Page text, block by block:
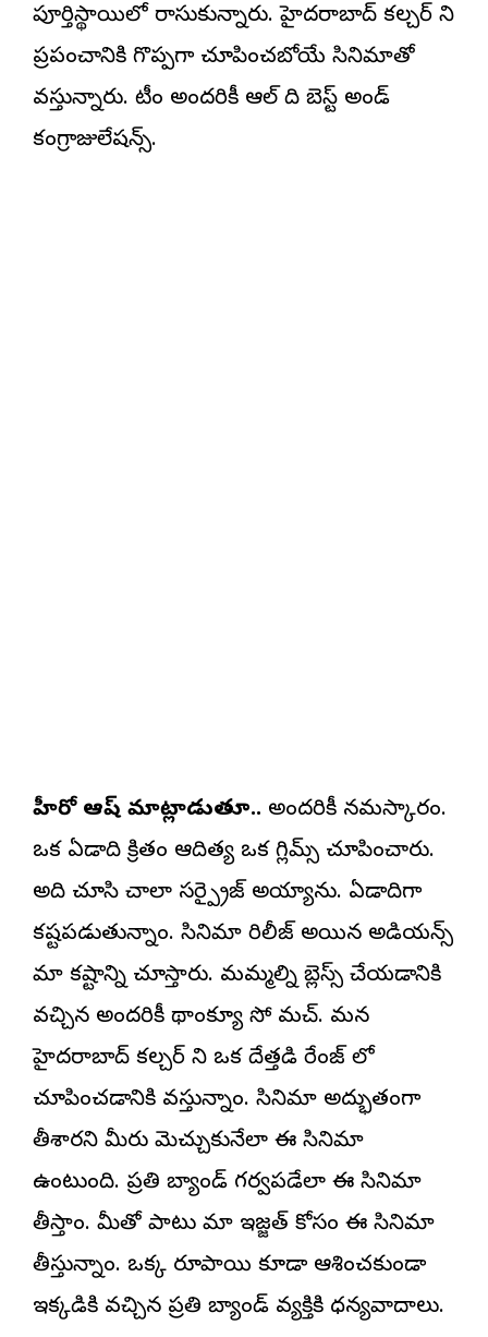
పూర్తిస్థాయిలో రాసుకున్నారు. హైదరాబాద్ కల్చర్ ని
ప్రపంచానికి గొప్పగా చూపించబోయే సినిమాతో
వస్తున్నారు. టీం అందరికీ ఆల్ ది బెస్ట్ అండ్
కంగ్రాజులేషన్స్.
హీరో ఆశిష్ మాట్లాడుతూ.. అందరికీ నమస్కారం.
ఒక ఏడాది క్రితం ఆదిత్య ఒక గ్లిమ్స్ చూపించారు.
అది చూసి చాలా సర్ప్రైజ్ అయ్యాను. ఏడాదిగా
కష్టపడుతున్నాం. సినిమా రిలీజ్ అయిన అడియన్స్
మా కష్టాన్ని చూస్తారు. మమ్మల్ని బ్లెస్స్ చేయడానికి
వచ్చిన అందరికీ థాంక్యూ సో మచ్. మన
హైదరాబాద్ కల్చర్ ని ఒక దేత్తడి రేంజ్ లో
చూపించడానికి వస్తున్నాం. సినిమా అద్భుతంగా
తీశారని మీరు మెచ్చుకునేలా ఈ సినిమా
ఉంటుంది. ప్రతి బ్యాండ్ గర్వపడేలా ఈ సినిమా
తీస్తాం. మీతో పాటు మా ఇజ్జత్ కోసం ఈ సినిమా
తీస్తున్నాం. ఒక్క రూపాయి కూడా ఆశించకుండా
ఇక్కడికి వచ్చిన ప్రతి బ్యాండ్ వ్యక్తికి ధన్యవాదాలు.